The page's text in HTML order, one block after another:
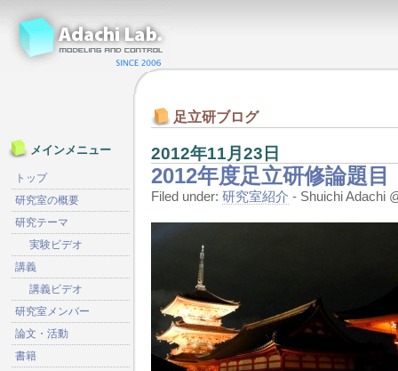
足立研ブログ
2012年11月23日
2012年度足立研修論題目
Filed under: 研究室紹介 - Shuichi Adachi
メインメニュー
トップ
研究室の概要
研究テーマ
実験ビデオ
講義
講義ビデオ
研究室メンバー
論文・活動
書籍